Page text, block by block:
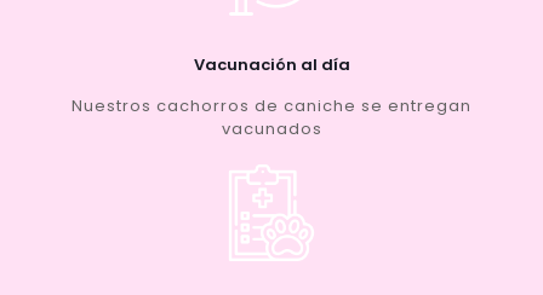
Vacunación al día
Nuestros cachorros de caniche se entregan
vacunados